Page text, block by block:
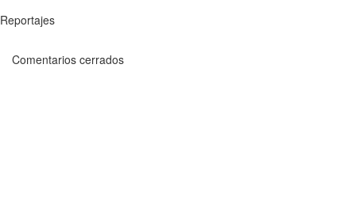
Reportajes
Comentarios cerrados